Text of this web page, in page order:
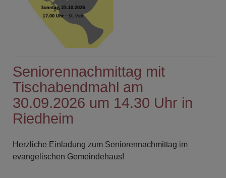
Seniorennachmittag mit
Tischabendmahl am
30.09.2026 um 14.30 Uhr in
Riedheim
Herzliche Einladung zum Seniorennachmittag im
evangelischen Gemeindehaus!